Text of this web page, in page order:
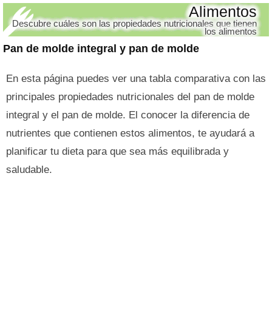
Pan de molde integral y pan de molde
Alimentos
Descubre cuáles son las propiedades nutricionales que tienen
los alimentos
En esta página puedes ver una tabla comparativa con las
principales propiedades nutricionales del pan de molde
integral y el pan de molde. El conocer la diferencia de
nutrientes que contienen estos alimentos, te ayudará a
planificar tu dieta para que sea más equilibrada y
saludable.